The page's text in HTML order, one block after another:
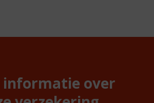
informatie over